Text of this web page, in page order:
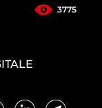
3775